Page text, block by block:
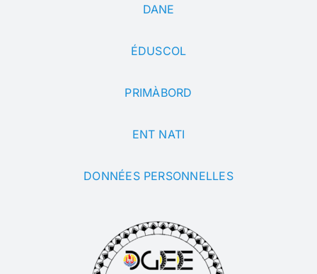
DANE
ÉDUSCOL
PRIMÀBORD
ENT NATI
DONNÉES PERSONNELLES